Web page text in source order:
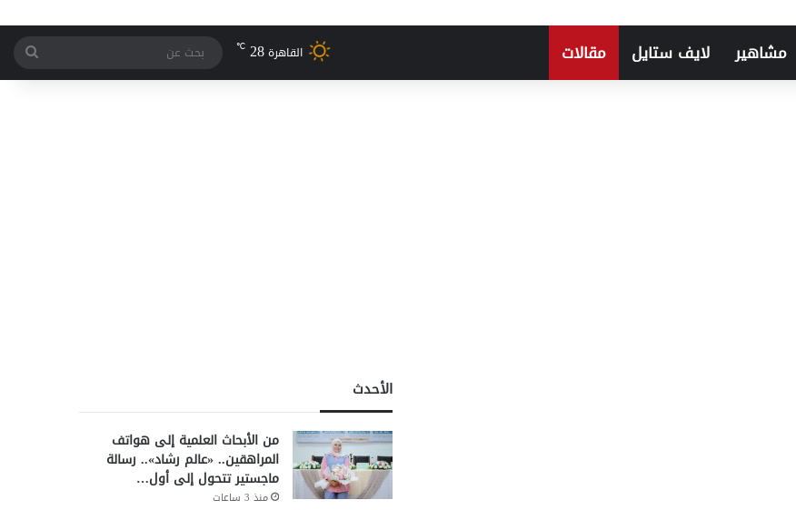
مشاهير لايف ستايل مقالات القاهرة28
℃
عن
الأحدث
من الأبحاث العلمية إلى هواتف
المراهقين.. «عالم رشاد».. رسالة
ماجستير تتحول إلى أول…
منذ 3 ساعات